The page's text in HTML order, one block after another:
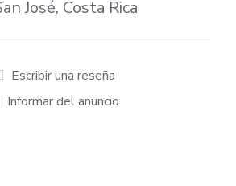
José, Costa Rica
Escribir una reseña
Informar del anuncio